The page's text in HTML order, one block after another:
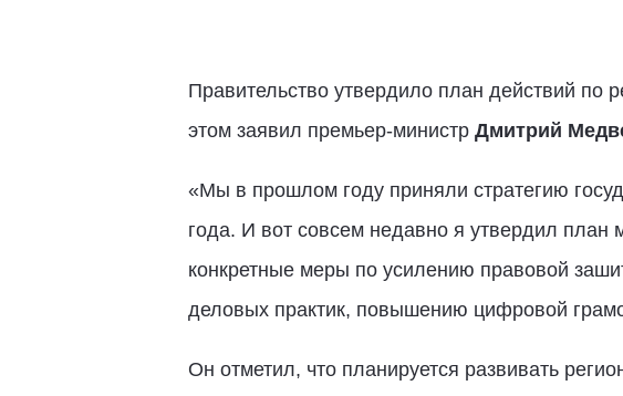
Правительство утвердило план действий по
этом заявил премьер-министр Дмитрий
«Мы в прошлом году приняли стратегию
года. И вот совсем недавно я утвердил план
конкретные меры по усилению правовой
деловых практик, повышению цифровой
Он отметил, что планируется развивать